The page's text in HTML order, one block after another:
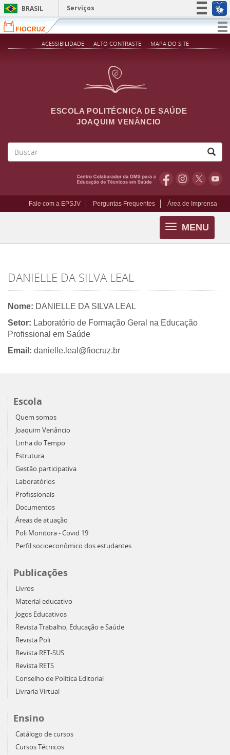
Pular para o conteúdo principal
BRASIL
Serviços
Simplifique!
Participe
ACESSIBILIDADE ALTO CONTRASTE MAPA DO SITE
ESCOLA POLITÉCNICA DE SAÚDE
JOAQUIM VENÂNCIO
Fale com a EPSJV Perguntas Frequentes Área de Imprensa
MENU
Toggle
navigation
DANIELLE DA SILVA LEAL
Nome: DANIELLE DA SILVA LEAL
Setor: Laboratório de Formação Geral na Educação
Profissional em Saúde
Email: danielle.leal@fiocruz.br
Escola
Quem somos
Joaquim Venâncio
Linha do Tempo
Estrutura
Gestão participativa
Laboratórios
Profissionais
Documentos
Áreas de atuação
Poli Monitora - Covid 19
Perfil socioeconômico dos estudantes
Publicações
Livros
Material educativo
Jogos Educativos
Revista Trabalho, Educação e Saúde
Revista Poli
Revista RET-SUS
Revista RETS
Conselho de Política Editorial
Livraria Virtual
Ensino
Catálogo de cursos
Cursos Técnicos